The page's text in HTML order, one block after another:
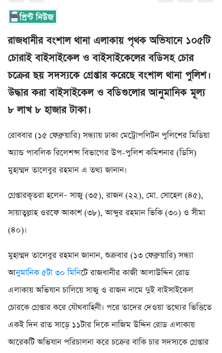
রাজধানীর বংশাল থানা এলাকায় পৃথক অভিযানে ১০৫টি
চোরাই বাইসাইকেল ও বাইসাইকেলের বডিসহ চোর
চক্রের ছয় সদস্যকে গ্রেপ্তার করেছে বংশাল থানা পুলিশ।
উদ্ধার করা বাইসাইকেল ও বডিগুলোর আনুমানিক মূল্য
৮ লাখ ৮ হাজার টাকা।
রোববার (১৫ ফেব্রুয়ারি) সন্ধ্যায় ঢাকা মেট্রোপলিটন পুলিশের মিডিয়া
অ্যান্ড পাবলিক রিলেশন্স বিভাগের উপ-পুলিশ কমিশনার (ডিসি)
মুহাম্মদ তালেবুর রহমান এ তথ্য জানান।
গ্রেপ্তারকৃতরা হলেন– সাজু (৩৫), রাজন (২২), মো. সোহেল (৪৫),
সায়াতুল্লাহ ওরফে আকাশ (৩৮), আব্দুর রহমান ভিকি (৩০) ও সীমা
(৪০)।
মুহাম্মদ তালেবুর রহমান জানান, শুক্রবার (১৩ ফেব্রুয়ারি) সন্ধ্যা
আনুমানিক ৫টা ৩০ মিনিটে রাজধানীর কাজী আলাউদ্দিন রোড
এলাকায় অভিযান চালিয়ে সাজু ও রাজন নামে দুই বাইসাইকেল
চোরকে গ্রেপ্তার করে যৌথবাহিনী। পরে তাদের দেওয়া তথ্যের ভিত্তিতে
একই দিন রাত সাড়ে ১১টার দিকে নাজিম উদ্দিন রোড এলাকায়
আরেকটি অভিযান পরিচালনা করে চক্রের বাকি চার সদস্যকে গ্রেপ্তার